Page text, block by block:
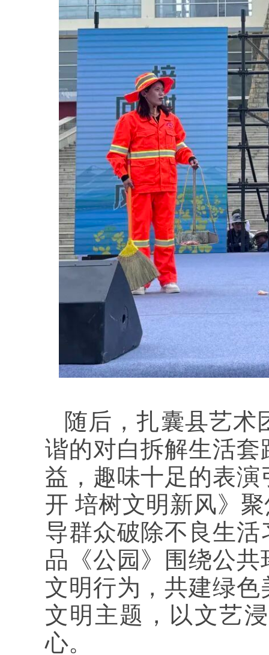
随后，扎囊县艺术
谐的对白拆解生活
益，趣味十足的表
开 培树文明新风》
导群众破除不良生
品《公园》围绕公
文明行为，共建绿
文明主题，以文艺
心。